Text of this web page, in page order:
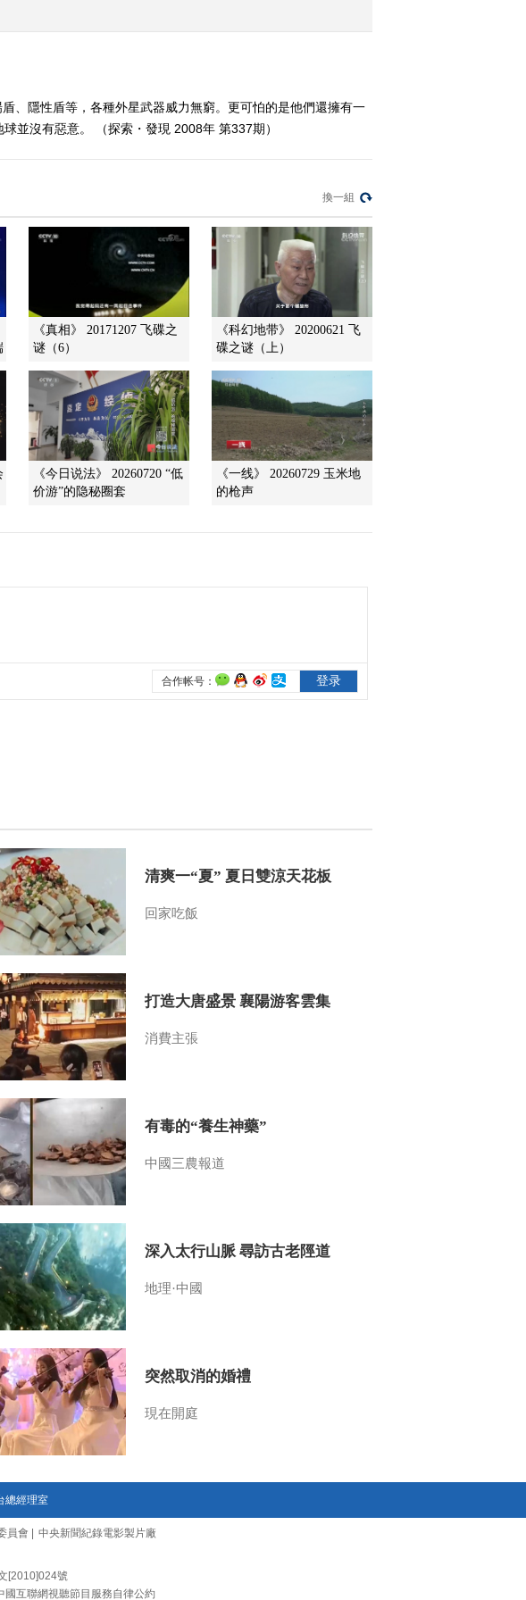
2010-02-28 09:39:08
辗转江安
2010-02-28 09:39:07
追踪千古一卷 （上）
2010-02-28 09:39:06
戏剧摇篮
2010-02-28 09:39:05
龙冢疑云 上
2010-02-28 09:04:32
2010-02-28 08:58:01
狮子山下的兵马俑（下）
期
2010-02-28 08:49:03
、隱性盾等，各種外星武器威力無窮。更可怕的是他們還擁有一
並沒有惡意。 （探索・發現 2008年 第337期）
換一組
《真相》 20171207 飞碟之
谜（6）
《科幻地带》 20200621 飞
碟之谜（上）
《今日说法》 20260720 “低
价游”的隐秘圈套
《一线》 20260729 玉米地
的枪声
清爽一“夏” 夏日雙涼天花板
回家吃飯
打造大唐盛景 襄陽游客雲集
消費主張
有毒的“養生神藥”
中國三農報道
深入太行山脈 尋訪古老陘道
地理·中國
突然取消的婚禮
現在開庭
總經理室
員會
中央新聞紀錄電影製片廠
[2010]024號
國互聯網視聽節目服務自律公約